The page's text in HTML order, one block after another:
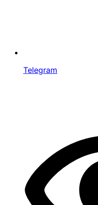
Telegram